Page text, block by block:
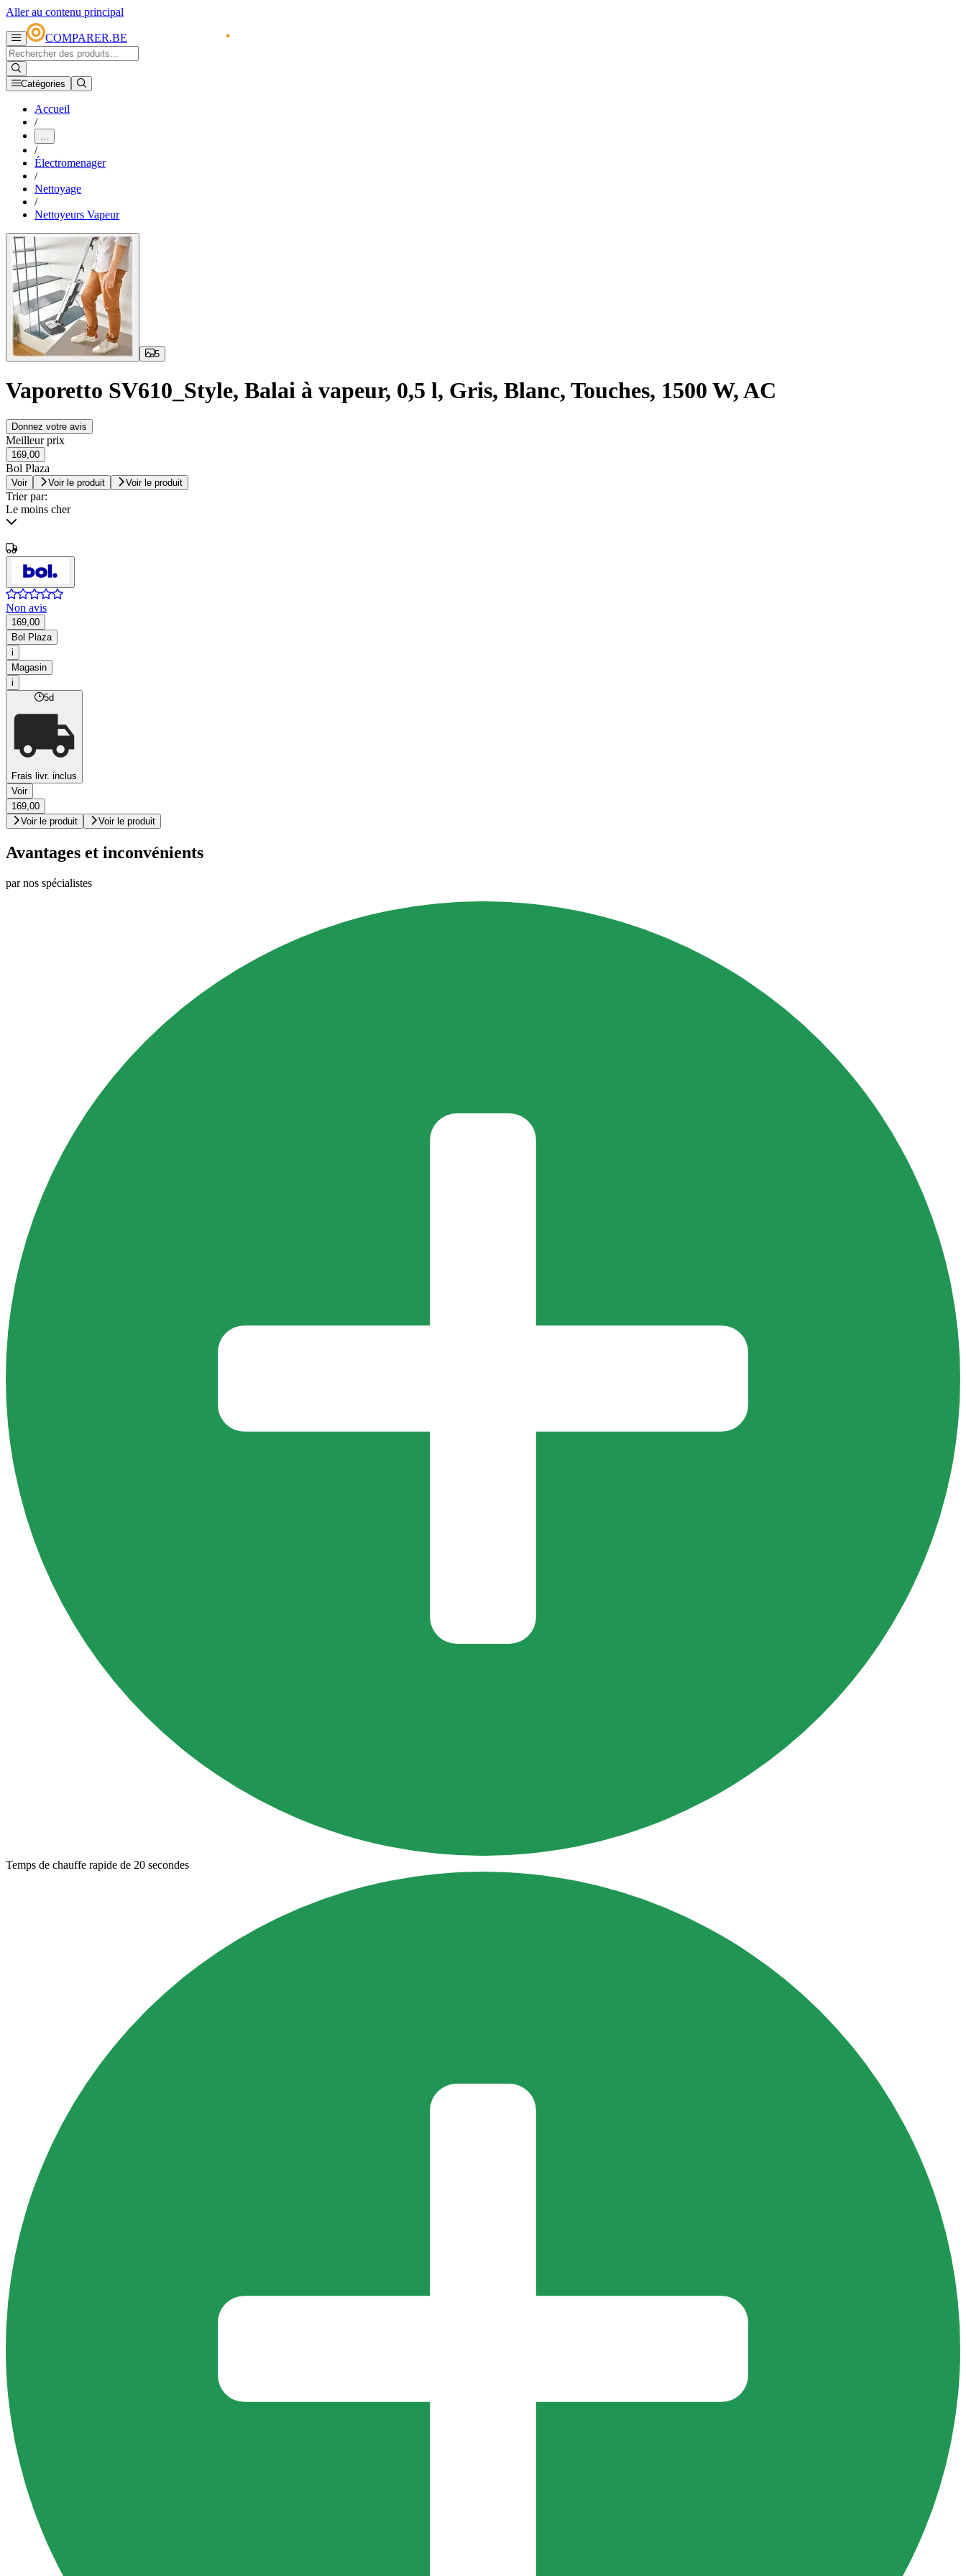
Aller au contenu principal
COMPARER.BE
Catégories
Accueil
/
...
/
Électromenager
/
Nettoyage
/
Nettoyeurs Vapeur
5
Vaporetto SV610_Style, Balai à vapeur, 0,5 l, Gris, Blanc, Touches, 1500 W, AC
Donnez votre avis
Meilleur prix
169,00
Bol Plaza
Voir Voir le produit Voir le produit
Trier par:
Le moins cher
Non avis
169,00
Bol Plaza
i
Magasin
i
5d
Frais livr. inclus
Voir
169,00
Voir le produit
Voir le produit
Avantages et inconvénients
par nos spécialistes
Temps de chauffe rapide de 20 secondes